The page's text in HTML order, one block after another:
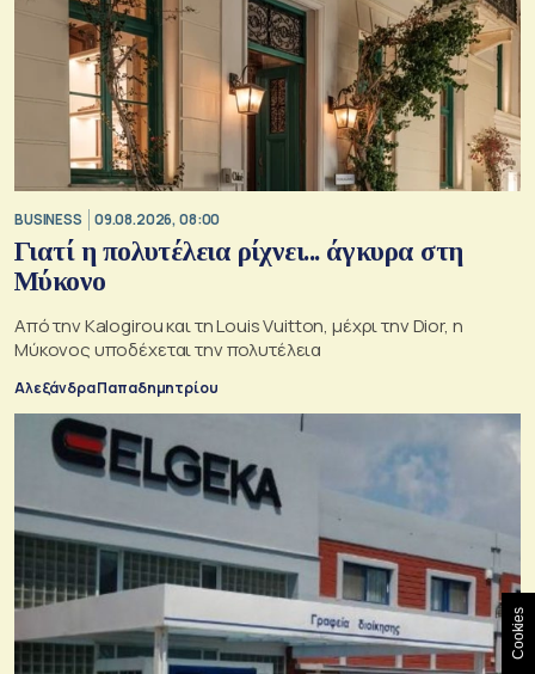
BUSINESS 09.08.2026, 08:00
Γιατί η πολυτέλεια ρίχνει... άγκυρα στη
Μύκονο
Από την Kalogirou και τη Louis Vuitton, μέχρι την Dior, η
Μύκονος υποδέχεται την πολυτέλεια
Αλεξάνδρα Παπαδημητρίου
Cookies